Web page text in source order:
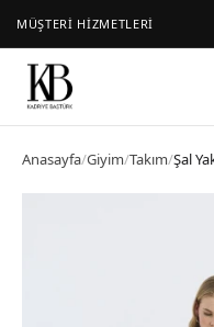
MÜŞTERİ HİZMETLERİ
Anasayfa/Giyim/Takım/Şal